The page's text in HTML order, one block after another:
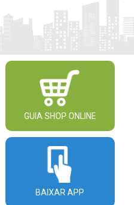
GUIA SHOP ONLINE
BAIXAR APP